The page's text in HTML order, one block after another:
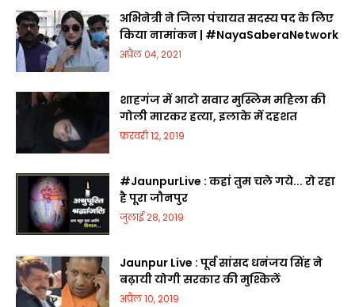
अभिनेत्री ने जिला पंचायत सदस्य पद के लिए
किया नामांकन | #NayaSaberaNetwork
अप्रैल 04, 2021
शाहगंज में आटो सवार मुस्लिम महिला की
गोली मारकर हत्या, इलाके में दहशत
फ़रवरी 12, 2019
#JaunpurLive : कहां तुम चले गये... रो रहा
है पूरा जौनपुर
जुलाई 28, 2019
Jaunpur Live : पूर्व सांसद धनंजय सिंह ने
बढ़ायी योगी सरकार की मुश्किलें
अप्रैल 10, 2019